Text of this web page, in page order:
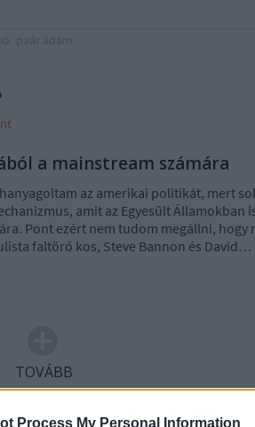
Process My Personal Information
a mainstream számára
az amerikai politikát, mert
amit az Egyesült Államokban
Pont ezért nem tudom megállni, hogy
faltörő kos, Steve Bannon és David…
TOVÁBB